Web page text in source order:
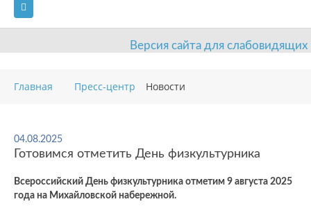
Версия сайта для слабовидящих
ГЛАВНАЯ
ВИДЫ СПОРТА
ОЦЕНКА КАЧЕСТВА ОБРАЗОВАНИЯ
Главная Пресс-центр Новости
04.08.2025
Готовимся отметить День физкультурника
Всероссийский День физкультурника отметим 9 августа 2025
года на Михайловской набережной.